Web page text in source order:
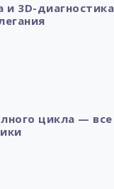
и 3D-
цикла —